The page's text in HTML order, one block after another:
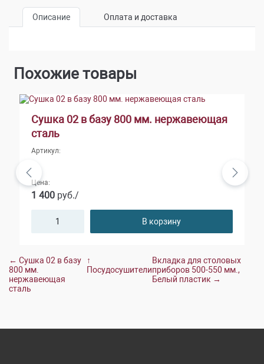
Описание Оплата и доставка
Похожие товары
Сушка 02 в базу 800 мм. нержавеющая
сталь
Артикул:
Цена:
1 400 руб./
В корзину
← Сушка 02 в базу
800 мм.
нержавеющая
сталь
↑
Посудосушители
Вкладка для столовых
приборов 500-550 мм.,
Белый пластик →